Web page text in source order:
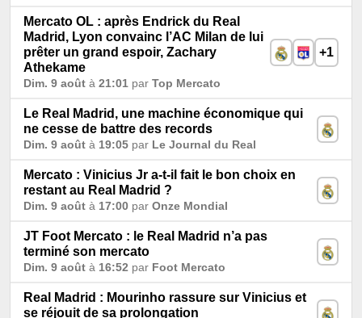
Mercato OL : après Endrick du Real
Madrid, Lyon convainc l’AC Milan de lui
prêter un grand espoir, Zachary
Athekame
Dim. 9 août à 21:01 par Top Mercato
+1
Le Real Madrid, une machine économique qui
ne cesse de battre des records
Dim. 9 août à 19:05 par Le Journal du Real
Mercato : Vinicius Jr a-t-il fait le bon choix en
restant au Real Madrid ?
Dim. 9 août à 17:00 par Onze Mondial
JT Foot Mercato : le Real Madrid n’a pas
terminé son mercato
Dim. 9 août à 16:52 par Foot Mercato
Real Madrid : Mourinho rassure sur Vinicius et
se réjouit de sa prolongation